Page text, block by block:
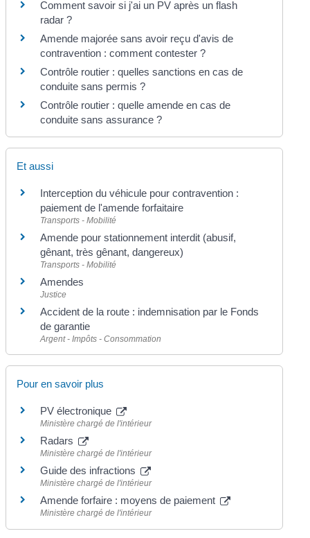
Comment savoir si j'ai un PV après un flash
radar ?
Amende majorée sans avoir reçu d'avis de
contravention : comment contester ?
Contrôle routier : quelles sanctions en cas de
conduite sans permis ?
Contrôle routier : quelle amende en cas de
conduite sans assurance ?
Et aussi
Interception du véhicule pour contravention :
paiement de l'amende forfaitaire
Transports - Mobilité
Amende pour stationnement interdit (abusif,
gênant, très gênant, dangereux)
Transports - Mobilité
Amendes
Justice
Accident de la route : indemnisation par le Fonds
de garantie
Argent - Impôts - Consommation
Pour en savoir plus
PV électronique
Ministère chargé de l'intérieur
Radars
Ministère chargé de l'intérieur
Guide des infractions
Ministère chargé de l'intérieur
Amende forfaire : moyens de paiement
Ministère chargé de l'intérieur